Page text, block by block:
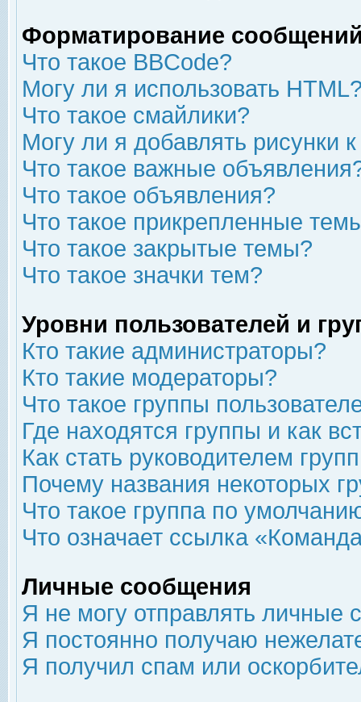
Форматирование
Что такое BBCode?
Могу ли я использовать
Что такое смайлики?
Могу ли я добавлять рисунки
Что такое важные
Что такое объявления?
Что такое прикрепленные
Что такое закрытые темы?
Что такое значки тем?
Уровни пользователей и
Кто такие администраторы?
Кто такие модераторы?
Что такое группы
Где находятся группы и как
Как стать руководителем
Почему названия некоторых
Что такое группа по
Что означает ссылка
Личные сообщения
Я не могу отправлять личные
Я постоянно получаю
Я получил спам или